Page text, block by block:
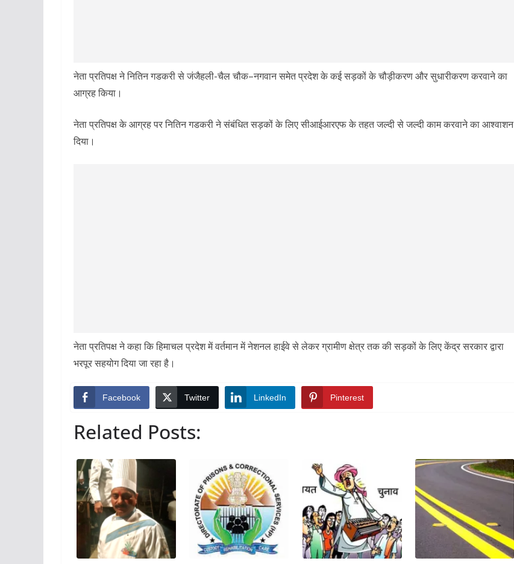
नेता प्रतिपक्ष ने नितिन गडकरी से जंजैहली-चैल चौक–नगवान समेत प्रदेश के कई सड़कों के चौड़ीकरण और सुधारीकरण करवाने का
आग्रह किया।
नेता प्रतिपक्ष के आग्रह पर नितिन गडकरी ने संबंधित सड़कों के लिए सीआईआरएफ के तहत जल्दी से जल्दी काम करवाने का आश्वाशन
दिया।
नेता प्रतिपक्ष ने कहा कि हिमाचल प्रदेश में वर्तमान में नेशनल हाईवे से लेकर ग्रामीण क्षेत्र तक की सड़कों के लिए केंद्र सरकार द्वारा
भरपूर सहयोग दिया जा रहा है।
Facebook Twitter LinkedIn Pinterest
Related Posts: